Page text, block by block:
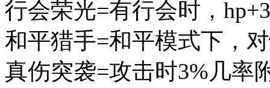
行会荣光=有行会时，
和平猎手=和平模式下，
真伤突袭=攻击时3%几率